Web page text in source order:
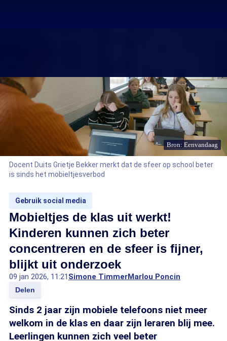
Bron: Eenvandaag
Docent Duits Grietje Bekker merkt dat de sfeer op school beter
is sinds het mobieltjesverbod
Gebruik social media
Mobieltjes de klas uit werkt!
Kinderen kunnen zich beter
concentreren en de sfeer is fijner,
blijkt uit onderzoek
09 jan 2026, 11:21 Simone TimmerMarlou Poncin
Delen
Sinds 2 jaar zijn mobiele telefoons niet meer
welkom in de klas en daar zijn leraren blij mee.
Leerlingen kunnen zich veel beter